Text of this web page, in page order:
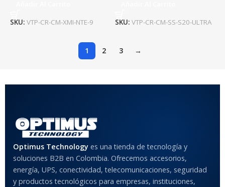
SKU: VTP-CR-CM-XMI-NTE-9 SKU: VTP-CR-CM-SS-S20-ULTRA
1 2 3 →
Optimus Technology es una tienda de tecnología y
soluciones B2B en Colombia. Ofrecemos accesorios,
energía, UPS, conectividad, telecomunicaciones, seguridad
y productos tecnológicos para empresas, instituciones,